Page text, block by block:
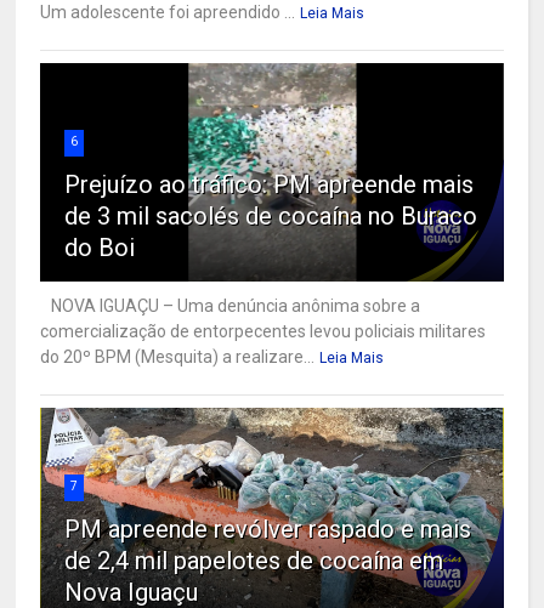
Um adolescente foi apreendido ...
Leia Mais
6
Prejuízo ao tráfico: PM apreende mais
de 3 mil sacolés de cocaína no Buraco
do Boi
NOVA IGUAÇU – Uma denúncia anônima sobre a
comercialização de entorpecentes levou policiais militares
do 20º BPM (Mesquita) a realizare...
Leia Mais
7
PM apreende revólver raspado e mais
de 2,4 mil papelotes de cocaína em
Nova Iguaçu